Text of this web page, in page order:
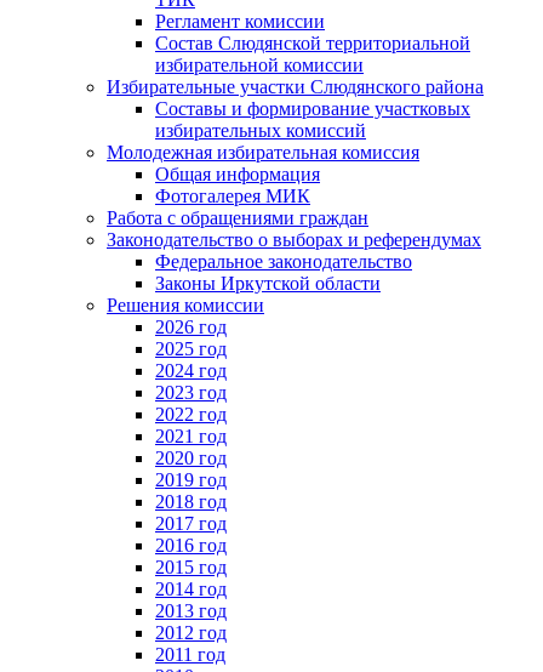
Регламент комиссии
Состав Слюдянской территориальной
избирательной комиссии
Избирательные участки Слюдянского района
Составы и формирование участковых
избирательных комиссий
Молодежная избирательная комиссия
Общая информация
Фотогалерея МИК
Работа с обращениями граждан
Законодательство о выборах и референдумах
Федеральное законодательство
Законы Иркутской области
Решения комиссии
2026 год
2025 год
2024 год
2023 год
2022 год
2021 год
2020 год
2019 год
2018 год
2017 год
2016 год
2015 год
2014 год
2013 год
2012 год
2011 год